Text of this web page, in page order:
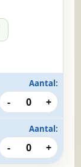
Aantal:
- 0 +
Aantal:
- 0 +